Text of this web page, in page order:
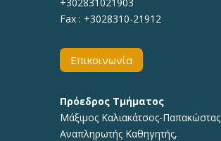
Fax : +3028310-21912
Επικοινωνία
Πρόεδρος Τμήματος
Μάξιμος Καλιακάτσος-Παπακώστας
Αναπληρωτής Καθηγητής,